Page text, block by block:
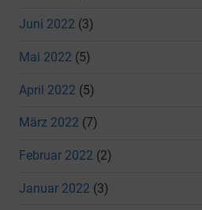
Juni 2022 (3)
Mai 2022 (5)
April 2022 (5)
März 2022 (7)
Februar 2022 (2)
Januar 2022 (3)